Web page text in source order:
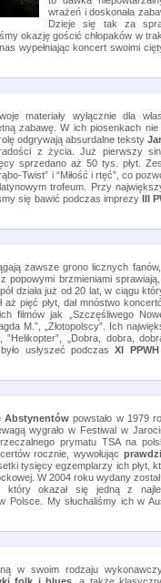
wrażeń i doskonała
Dzieje się tak za
okazję gościć chłopaków w
wypełniając koncert swoimi
materiały wyłącznie dla
zabawę. W ich piosenkach nie
odgrywają absurdalne teksty
z życia. Już pierwszy
sprzedano aż 50 tys. płyt.
Twist” i “Miłość i rtęć”, co
trofeum. Przy
się bawić podczas imprezy III
zawsze grono licznych
popowymi brzmieniami
działa już od 20 lat, w ciągu
pięć płyt, dał mnóstwo
filmów jak „Szczęśliwego
M.”, „Złotopolscy”. Ich
„Dobra, dobra,
usłyszeć podczas XI PPWH
Abstynentów powstało w 1979
wygrało w Festiwal w
prymatu TSA na
rocznie, wywołując
tysięcy egzemplarzy ich płyt,
W 2004 roku wydany
który okazał się jedną z
Polsce. My słuchaliśmy ich w
w swoim rodzaju